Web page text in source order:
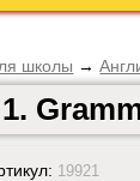
школы →
19921